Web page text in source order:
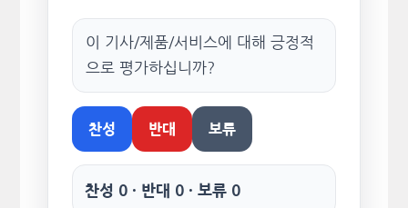
이 기사/제품/서비스에 대해 긍정적
으로 평가하십니까?
찬성 반대 보류
찬성 0 · 반대 0 · 보류 0